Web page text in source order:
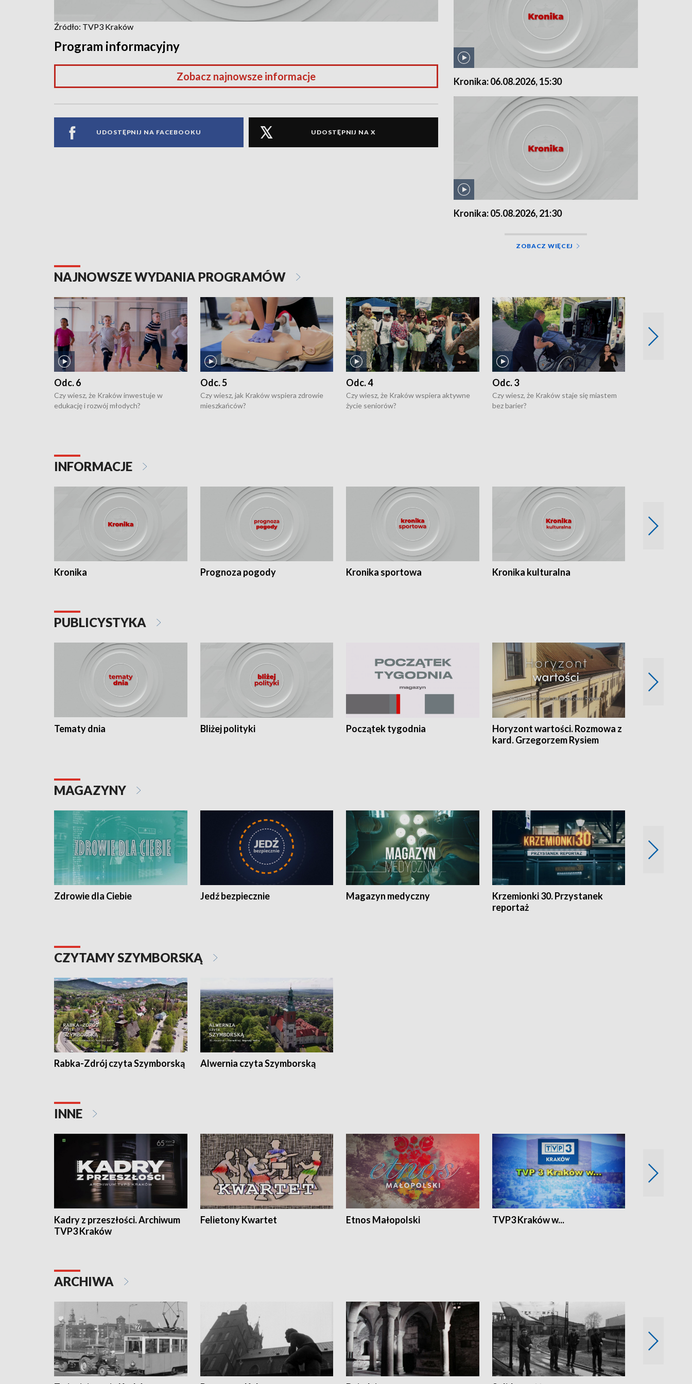
Źródło: TVP3 Kraków
Program informacyjny
Zobacz najnowsze informacje
UDOSTĘPNIJ NA FACEBOOKU UDOSTĘPNIJ NA X
Kronika: 06.08.2026, 15:30
Kronika: 05.08.2026, 21:30
ZOBACZ WIĘCEJ
NAJNOWSZE WYDANIA PROGRAMÓW
Odc. 6
Czy wiesz, że Kraków inwestuje w
edukację i rozwój młodych?
Odc. 5
Czy wiesz, jak Kraków wspiera zdrowie
mieszkańców?
Odc. 4
Czy wiesz, że Kraków wspiera aktywne
życie seniorów?
Odc. 3
Czy wiesz, że Kraków staje się miastem
bez barier?
INFORMACJE
Kronika Prognoza pogody Kronika sportowa Kronika kulturalna
PUBLICYSTYKA
Tematy dnia Bliżej polityki Początek tygodnia
Horyzont wartości. Rozmowa z
kard. Grzegorzem Rysiem
MAGAZYNY
Zdrowie dla Ciebie Jedź bezpiecznie Magazyn medyczny
Krzemionki 30. Przystanek
reportaż
CZYTAMY SZYMBORSKĄ
Rabka-Zdrój czyta Szymborską Alwernia czyta Szymborską
INNE
Kadry z przeszłości. Archiwum
TVP3 Kraków
Felietony Kwartet Etnos Małopolski TVP3 Kraków w...
ARCHIWA